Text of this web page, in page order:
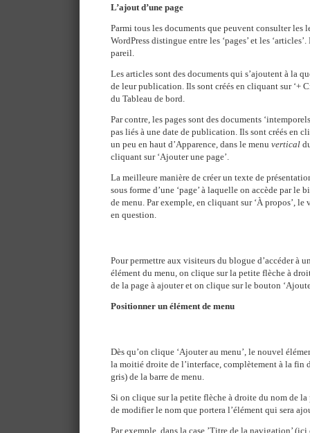
L’ajout d’une page
Parmi tous les documents que peuvent consulter les
WordPress distingue entre les ‘pages’ et les
pareil.
Les articles sont des documents qui s’ajoutent à la
de leur publication. Ils sont créés en cliquant sur ‘+
du Tableau de bord.
Par contre, les pages sont des documents
pas liés à une date de publication. Ils sont créés en
un peu en haut d’Apparence, dans le menu vertical
cliquant sur ‘Ajouter une page’.
La meilleure manière de créer un texte de
sous forme d’une ‘page’ à laquelle on accède par le
de menu. Par exemple, en cliquant sur ‘À propos’,
en question.
Pour permettre aux visiteurs du blogue d’accéder à
élément du menu, on clique sur la petite flèche à
de la page à ajouter et on clique sur le bouton
Positionner un élément de menu
Dès qu’on clique ‘Ajouter au menu’, le nouvel
la moitié droite de l’interface, complètement à la fin
gris) de la barre de menu.
Si on clique sur la petite flèche à droite du nom de
de modifier le nom que portera l’élément qui sera
Par exemple, dans la case ’Titre de la navigation’